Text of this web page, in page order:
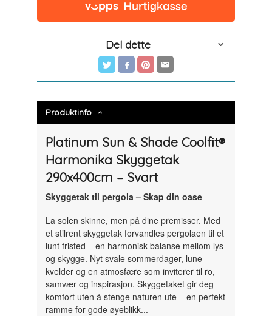
Del dette
Produktinfo
Platinum Sun & Shade Coolfit®
Harmonika Skyggetak
290x400cm – Svart
Skyggetak til pergola – Skap din oase
La solen skinne, men på dine premisser. Med
et stilrent skyggetak forvandles pergolaen til et
lunt fristed – en harmonisk balanse mellom lys
og skygge. Nyt svale sommerdager, lune
kvelder og en atmosfære som inviterer til ro,
samvær og inspirasjon. Skyggetaket gir deg
komfort uten å stenge naturen ute – en perfekt
ramme for gode øyeblikk...